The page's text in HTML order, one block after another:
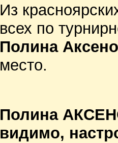
Из
всех по
Полина
место.
Полина
видимо,